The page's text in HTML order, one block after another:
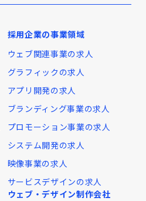
採用企業の事業領域
ウェブ関連事業の求人
グラフィックの求人
アプリ開発の求人
ブランディング事業の求人
プロモーション事業の求人
システム開発の求人
映像事業の求人
サービスデザインの求人
ウェブ・デザイン制作会社